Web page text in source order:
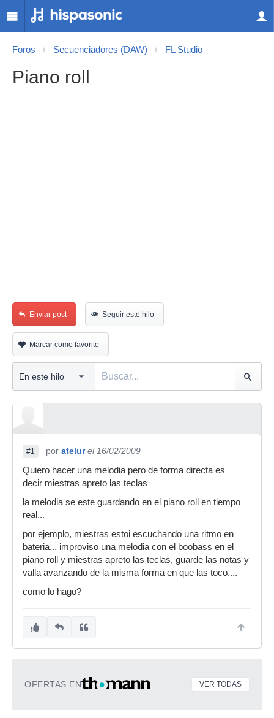
Foros Secuenciadores (DAW) FL Studio
Piano roll
Enviar post Seguir este hilo
Marcar como favorito
#1 por atelur el 16/02/2009
Quiero hacer una melodia pero de forma directa es
decir miestras apreto las teclas
la melodia se este guardando en el piano roll en tiempo
real...
por ejemplo, miestras estoi escuchando una ritmo en
bateria... improviso una melodia con el boobass en el
piano roll y miestras apreto las teclas, guarde las notas y
valla avanzando de la misma forma en que las toco....
como lo hago?
OFERTAS EN VER TODAS